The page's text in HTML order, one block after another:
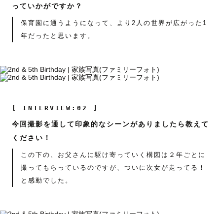
っていかがですか？
保育園に通うようになって、より2人の世界が広がった1
年だったと思います。
[ INTERVIEW:02 ]
今回撮影を通して印象的なシーンがありましたら教えて
ください！
この下の、お父さんに駆け寄っていく構図は２年ごとに
撮ってもらっているのですが、ついに次女が走ってる！
と感動でした。